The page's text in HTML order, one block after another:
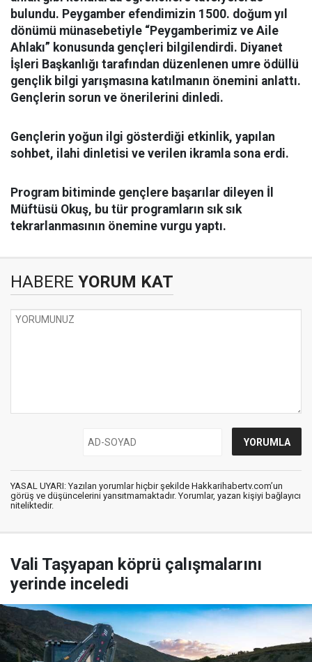
bulundu. Peygamber efendimizin 1500. doğum yıl
dönümü münasebetiyle “Peygamberimiz ve Aile
Ahlakı” konusunda gençleri bilgilendirdi. Diyanet
İşleri Başkanlığı tarafından düzenlenen umre ödüllü
gençlik bilgi yarışmasına katılmanın önemini anlattı.
Gençlerin sorun ve önerilerini dinledi.
Gençlerin yoğun ilgi gösterdiği etkinlik, yapılan
sohbet, ilahi dinletisi ve verilen ikramla sona erdi.
Program bitiminde gençlere başarılar dileyen İl
Müftüsü Okuş, bu tür programların sık sık
tekrarlanmasının önemine vurgu yaptı.
HABERE YORUM KAT
YASAL UYARI: Yazılan yorumlar hiçbir şekilde Hakkarihabertv.com’un
görüş ve düşüncelerini yansıtmamaktadır. Yorumlar, yazan kişiyi bağlayıcı
niteliktedir.
Vali Taşyapan köprü çalışmalarını
yerinde inceledi